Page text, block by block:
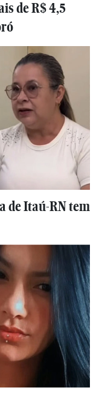
de R$ 4,5
de Itaú-RN tem